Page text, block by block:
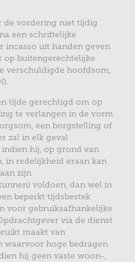
de vordering niet tijdig
een schriftelijke
incasso uit handen geven
op buitengerechtelijke
verschuldigde hoofdsom,
tijde gerechtigd om op
te verlangen in de vorm
een borgstelling of
zal in elk geval
hij, op grond van
in redelijkheid eraan kan
zijn
voldoen, dan wel in
beperkt tijdsbestek
voor gebruiksafhankelijke
via de dienst
maakt van
waarvoor hoge bedragen
hij geen vaste woon-,